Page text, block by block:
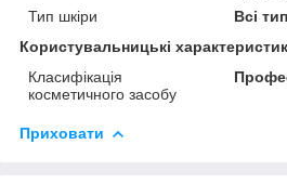
Тип шкіри
Всі
Користувальницькі
Класифікація
косметичного засобу
Приховати